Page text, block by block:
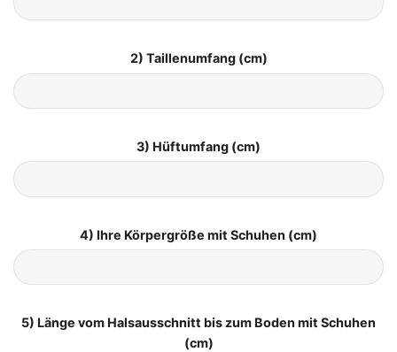
2) Taillenumfang (cm)
3) Hüftumfang (cm)
4) Ihre Körpergröße mit Schuhen (cm)
5) Länge vom Halsausschnitt bis zum Boden mit Schuhen
(cm)